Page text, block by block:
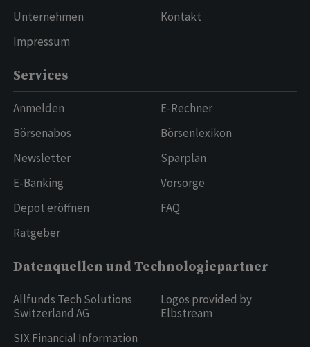
Unternehmen
Impressum
Kontakt
Services
Anmelden
Börsenabos
Newsletter
E-Banking
Depot eröffnen
Ratgeber
E-Rechner
Börsenlexikon
Sparplan
Vorsorge
FAQ
Datenquellen und Technologiepartner
Allfunds Tech Solutions
Switzerland AG
SIX Financial Information
Logos provided by
Elbstream